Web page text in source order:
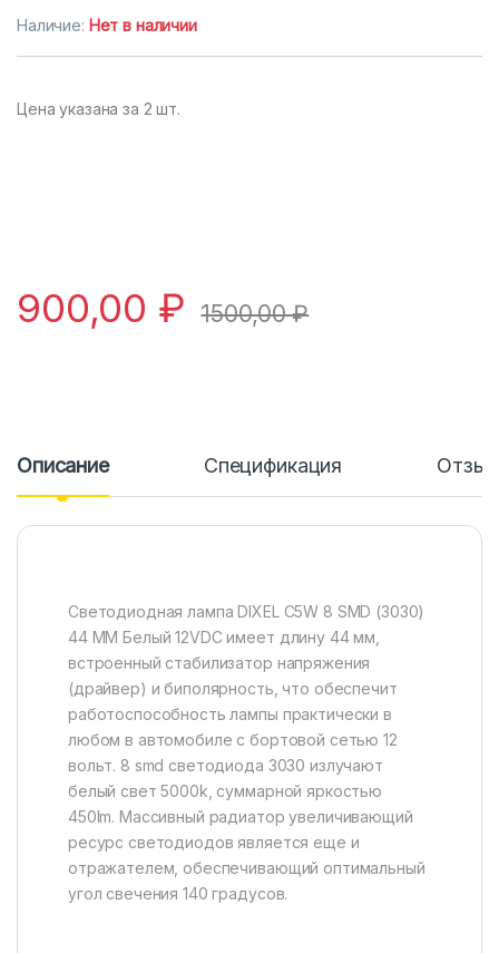
Наличие: Нет в наличии
Цена указана за 2 шт.
900,00 ₽ 1500,00₽
Описание Спецификация
Светодиодная лампа DIXEL C5W 8 SMD (3030)
44 MM Белый 12VDC имеет длину 44 мм,
встроенный стабилизатор напряжения
(драйвер) и биполярность, что обеспечит
работоспособность лампы практически в
любом в автомобиле с бортовой сетью 12
вольт. 8 smd светодиода 3030 излучают
белый свет 5000k, суммарной яркостью
450lm. Массивный радиатор увеличивающий
ресурс светодиодов является еще и
отражателем, обеспечивающий оптимальный
угол свечения 140 градусов.